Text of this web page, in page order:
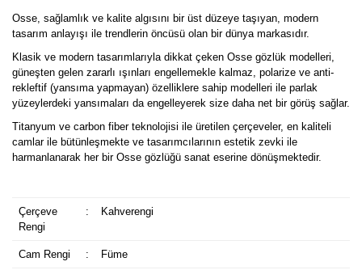
Osse, sağlamlık ve kalite algısını bir üst düzeye taşıyan, modern
tasarım anlayışı ile trendlerin öncüsü olan bir dünya markasıdır.
Klasik ve modern tasarımlarıyla dikkat çeken Osse gözlük modelleri,
güneşten gelen zararlı ışınları engellemekle kalmaz, polarize ve anti-
rekleftif (yansıma yapmayan) özelliklere sahip modelleri ile parlak
yüzeylerdeki yansımaları da engelleyerek size daha net bir görüş sağlar.
Titanyum ve carbon fiber teknolojisi ile üretilen çerçeveler, en kaliteli
camlar ile bütünleşmekte ve tasarımcılarının estetik zevki ile
harmanlanarak her bir Osse gözlüğü sanat eserine dönüşmektedir.
Çerçeve
Rengi
: Kahverengi
Cam Rengi : Füme